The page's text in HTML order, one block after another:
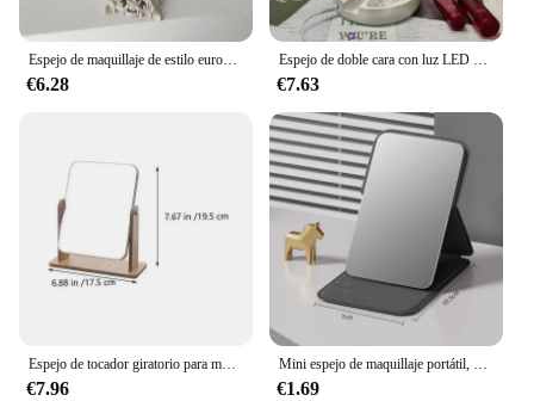
Espejo de maquillaje de estilo europeo Vintage, espejo cosmético de forma ovalada, giratorio de 360 grados, tocador de escritorio, decoración del hogar
€6.28
Espejo de doble cara con luz LED para maquillaje, espejo portátil con batería de doble propósito/USB, 1 unidad, aumento de 10 aumentos
€7.63
Espejo de tocador giratorio para mujer, tocador de madera, decoración del hogar, maquillaje, escritorio
€7.96
Mini espejo de maquillaje portátil, mesa de dormitorio y uso de oficina, espejo plegable ajustable y portátil
€1.69